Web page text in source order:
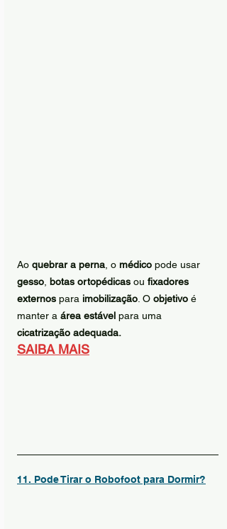
Ao quebrar a perna , o médico pode usar
gesso botas ortopédicas ou fixadores
externos para imobilização . O objetivo é
manter a área estável para uma
cicatrização adequada.
SAIBA MAIS
11. Pode Tirar o Robofoot para Dormir?